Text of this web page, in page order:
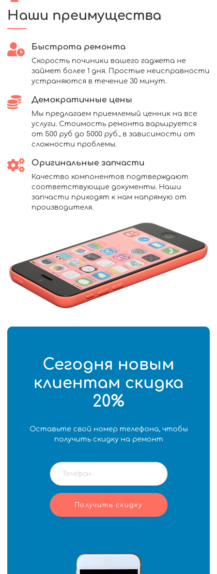
Наши преимущества
Быстрота ремонта
Скорость починики вашего гаджета не
займет более 1 дня. Простые неисправности
устраняются в течение 30 минут.
Демократичные цены
Мы предлагаем приемлемый ценник на все
услуги. Стоимость ремонта варьируется
от 500 руб до 5000 руб., в зависимости от
сложности проблемы.
Оригинальные запчасти
Качество компонентов подтверждают
соответствующие документы. Наши
запчасти приходят к нам напрямую от
производителя.
Сегодня новым
клиентам скидка
20%
Оставьте свой номер телефона, чтобы
получить скидку на ремонт